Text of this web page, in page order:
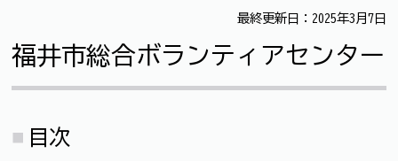
最終更新日：2025年3月7日
福井市総合ボランティアセンター
目次